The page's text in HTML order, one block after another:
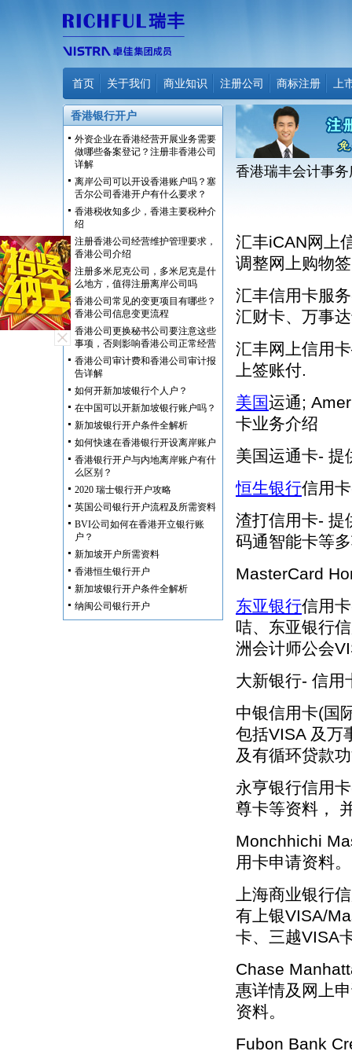
首页 关于我们 商业知识 注册公司 商标注册 上
香港银行开户
外资企业在香港经营开展业务需要
做哪些备案登记？注册非香港公司
详解
离岸公司可以开设香港账户吗？塞
舌尔公司香港开户有什么要求？
香港税收知多少，香港主要税种介
绍
注册香港公司经营维护管理要求，
香港公司介绍
注册多米尼克公司，多米尼克是什
么地方，值得注册离岸公司吗
香港公司常见的变更项目有哪些？
香港公司信息变更流程
香港公司更换秘书公司要注意这些
事项，否则影响香港公司正常经营
香港公司审计费和香港公司审计报
告详解
如何开新加坡银行个人户？
在中国可以开新加坡银行账户吗？
新加坡银行开户条件全解析
如何快速在香港银行开设离岸账户
香港银行开户与内地离岸账户有什
么区别？
2020 瑞士银行开户攻略
英国公司银行开户流程及所需资料
BVI公司如何在香港开立银行账
户？
新加坡开户所需资料
香港恒生银行开户
新加坡银行开户条件全解析
纳闽公司银行开户
香港瑞丰会计事务
汇丰iCAN网上
调整网上购物
汇丰信用卡服
汇财卡、万事
汇丰网上信用
上签账付.
美国运通;
卡业务介绍
美国运通卡- 提
恒生银行信用
渣打信用卡- 提
码通智能卡等
MasterCard
东亚银行信用
咭、东亚银行
洲会计师公会
大新银行- 信用
中银信用卡(国
包括VISA 及万
及有循环贷款
永亨银行信用
尊卡等资料，
Monchhichi
用卡申请资料。
上海商业银行
有上银VISA/
卡、三越VISA
Chase
惠详情及网上
资料。
Fubon Bank